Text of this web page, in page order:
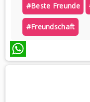
#beste Freunde
#freundschaft
WhatsApp